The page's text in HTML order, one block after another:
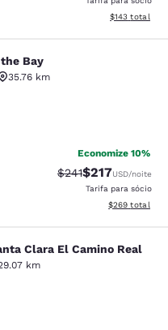
Exibir
$143 total
Bay
Bay
35.76 km
Muito bom. 2988
Economize 10%
Tarifa anterior
$241Tarifa com
$217USD/noite
Tarifa para sócio
Exibir
$269 total
Clara El
Clara El Camino Real
km
Bom. 73 avaliações